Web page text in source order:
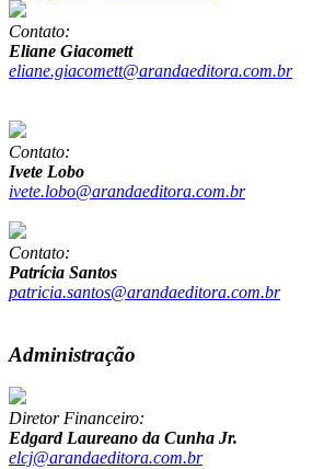
Contato:
Eliane Giacomett
eliane.giacomett@arandaeditora.com.br
Contato:
Ivete Lobo
ivete.lobo@arandaeditora.com.br
Contato:
Patrícia Santos
patricia.santos@arandaeditora.com.br
Administração
Diretor Financeiro:
Edgard Laureano da Cunha Jr.
elcj@arandaeditora.com.br